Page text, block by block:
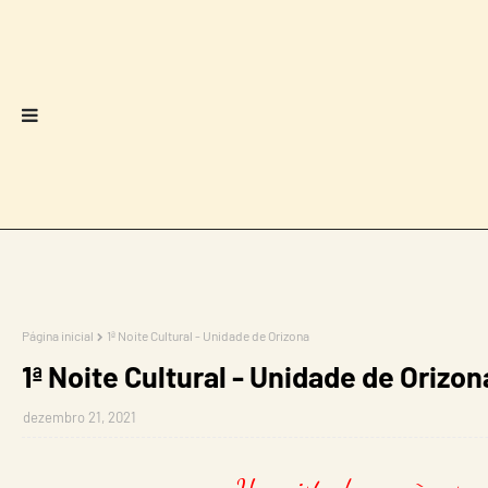
Página inicial 1ª Noite Cultural - Unidade de Orizona
1ª Noite Cultural - Unidade de
dezembro 21, 2021